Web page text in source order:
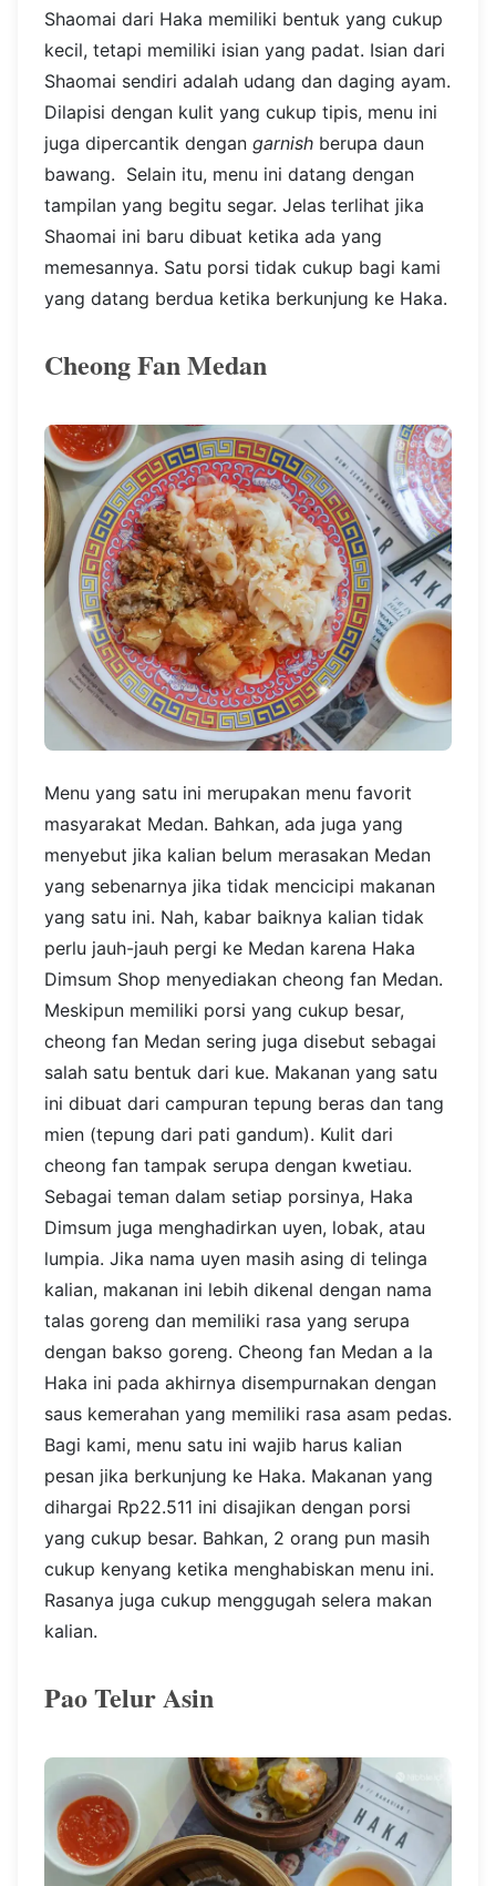
Shaomai dari Haka memiliki bentuk yang cukup
kecil, tetapi memiliki isian yang padat. Isian dari
Shaomai sendiri adalah udang dan daging ayam.
Dilapisi dengan kulit yang cukup tipis, menu ini
juga dipercantik dengan garnish berupa daun
bawang. Selain itu, menu ini datang dengan
tampilan yang begitu segar. Jelas terlihat jika
Shaomai ini baru dibuat ketika ada yang
memesannya. Satu porsi tidak cukup bagi kami
yang datang berdua ketika berkunjung ke Haka.
Cheong Fan Medan
Menu yang satu ini merupakan menu favorit
masyarakat Medan. Bahkan, ada juga yang
menyebut jika kalian belum merasakan Medan
yang sebenarnya jika tidak mencicipi makanan
yang satu ini. Nah, kabar baiknya kalian tidak
perlu jauh-jauh pergi ke Medan karena Haka
Dimsum Shop menyediakan cheong fan Medan.
Meskipun memiliki porsi yang cukup besar,
cheong fan Medan sering juga disebut sebagai
salah satu bentuk dari kue. Makanan yang satu
ini dibuat dari campuran tepung beras dan tang
mien (tepung dari pati gandum). Kulit dari
cheong fan tampak serupa dengan kwetiau.
Sebagai teman dalam setiap porsinya, Haka
Dimsum juga menghadirkan uyen, lobak, atau
lumpia. Jika nama uyen masih asing di telinga
kalian, makanan ini lebih dikenal dengan nama
talas goreng dan memiliki rasa yang serupa
dengan bakso goreng. Cheong fan Medan a la
Haka ini pada akhirnya disempurnakan dengan
saus kemerahan yang memiliki rasa asam pedas.
Bagi kami, menu satu ini wajib harus kalian
pesan jika berkunjung ke Haka. Makanan yang
dihargai Rp22.511 ini disajikan dengan porsi
yang cukup besar. Bahkan, 2 orang pun masih
cukup kenyang ketika menghabiskan menu ini.
Rasanya juga cukup menggugah selera makan
kalian.
Pao Telur Asin